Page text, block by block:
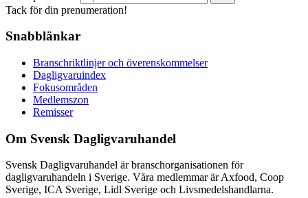
Tack för din prenumeration!
Snabblänkar
Branschriktlinjer och överenskommelser
Dagligvaruindex
Fokusområden
Medlemszon
Remisser
Om Svensk Dagligvaruhandel
Svensk Dagligvaruhandel är branschorganisationen för
dagligvaruhandeln i Sverige. Våra medlemmar är Axfood, Coop
Sverige, ICA Sverige, Lidl Sverige och Livsmedelshandlarna.